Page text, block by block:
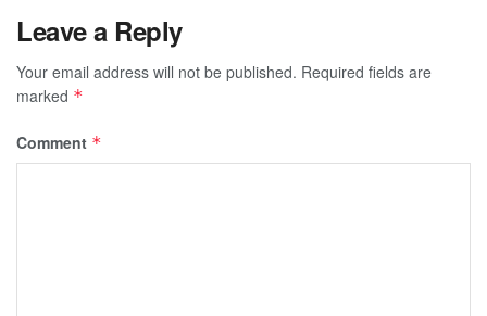
Leave a Reply
Your email address will not be published. Required fields are
marked *
Comment *